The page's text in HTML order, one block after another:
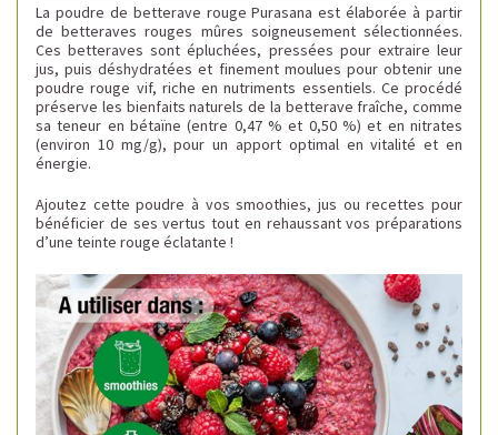
La poudre de betterave rouge Purasana est élaborée à partir
de betteraves rouges mûres soigneusement sélectionnées.
Ces betteraves sont épluchées, pressées pour extraire leur
jus, puis déshydratées et finement moulues pour obtenir une
poudre rouge vif, riche en nutriments essentiels. Ce procédé
préserve les bienfaits naturels de la betterave fraîche, comme
sa teneur en bétaïne (entre 0,47 % et 0,50 %) et en nitrates
(environ 10 mg/g), pour un apport optimal en vitalité et en
énergie.
Ajoutez cette poudre à vos smoothies, jus ou recettes pour
bénéficier de ses vertus tout en rehaussant vos préparations
d’une teinte rouge éclatante !